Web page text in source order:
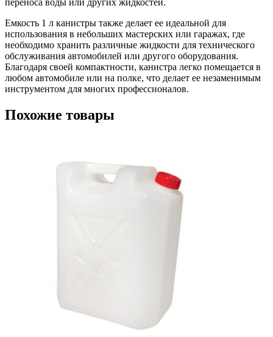
переноса воды или других жидкостей.
Емкость 1 л канистры также делает ее идеальной для
использования в небольших мастерских или гаражах, где
необходимо хранить различные жидкости для технического
обслуживания автомобилей или другого оборудования.
Благодаря своей компактности, канистра легко помещается в
любом автомобиле или на полке, что делает ее незаменимым
инструментом для многих профессионалов.
Похожие товары